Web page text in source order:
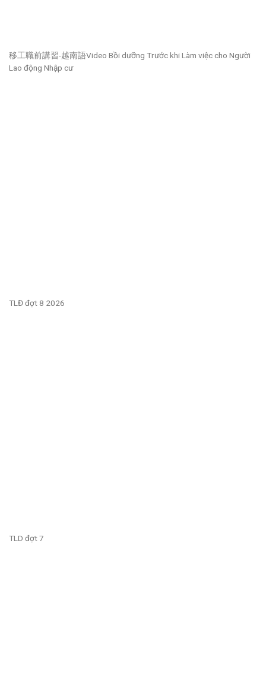
移工職前講習-越南語Video Bồi dưỡng Trước khi Làm việc cho Người
Lao động Nhập cư
TLĐ đợt 8 2026
TLD đợt 7